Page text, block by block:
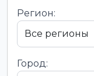
Регион:
Город: